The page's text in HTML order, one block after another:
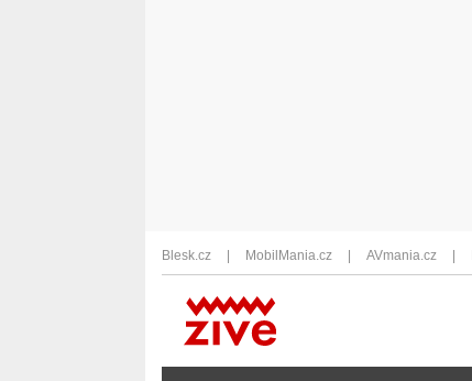
Blesk.cz MobilMania.cz AVmania.cz